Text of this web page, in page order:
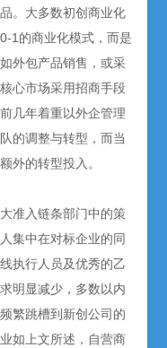
。大多数初创商业化
1的商业化模式，而是
外包产品销售，或采
心市场采用招商手段
几年着重以外企管理
的调整与转型，而当
外的转型投入。
准入链条部门中的策
集中在对标企业的同
执行人员及优秀的乙
明显减少，多数以内
繁跳槽到新创公司的
如上文所述，自营商